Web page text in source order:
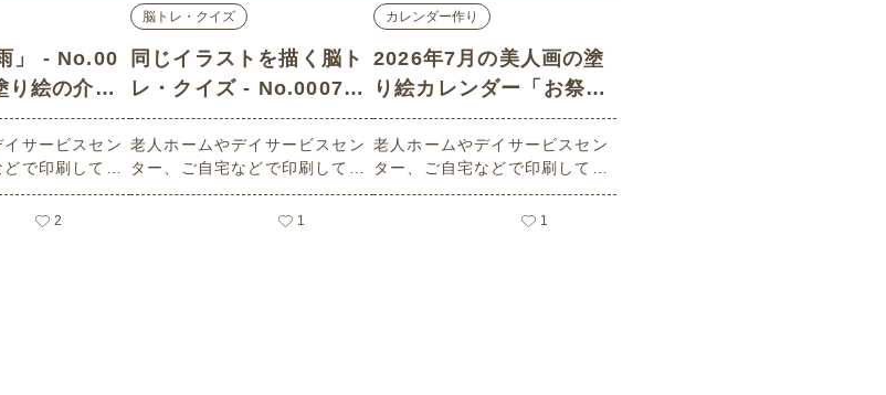
」 - No.00
り絵の介護
サービスセン
で印刷してお
料の高齢者向
塗り絵・中
2
脳トレ・クイズ
同じイラストを描く脳ト
レ・クイズ - No.00072
(中級/脳トレ・クイズの
介護レク素材)
老人ホームやデイサービスセン
ター、ご自宅などで印刷してお
使いいただける無料の高齢者向
け介護レク素材（脳トレ・クイ
1
カレンダー作り
2026年7月の美人画の塗
り絵カレンダー「お祭り
のお面と浴衣の少女」 -
No.02755 (中級/カレン
ダー作りの介護レク素材)
老人ホームやデイサービスセン
ター、ご自宅などで印刷してお
使いいただける無料の高齢者向
け介護レク素材 2026年7月の美
1